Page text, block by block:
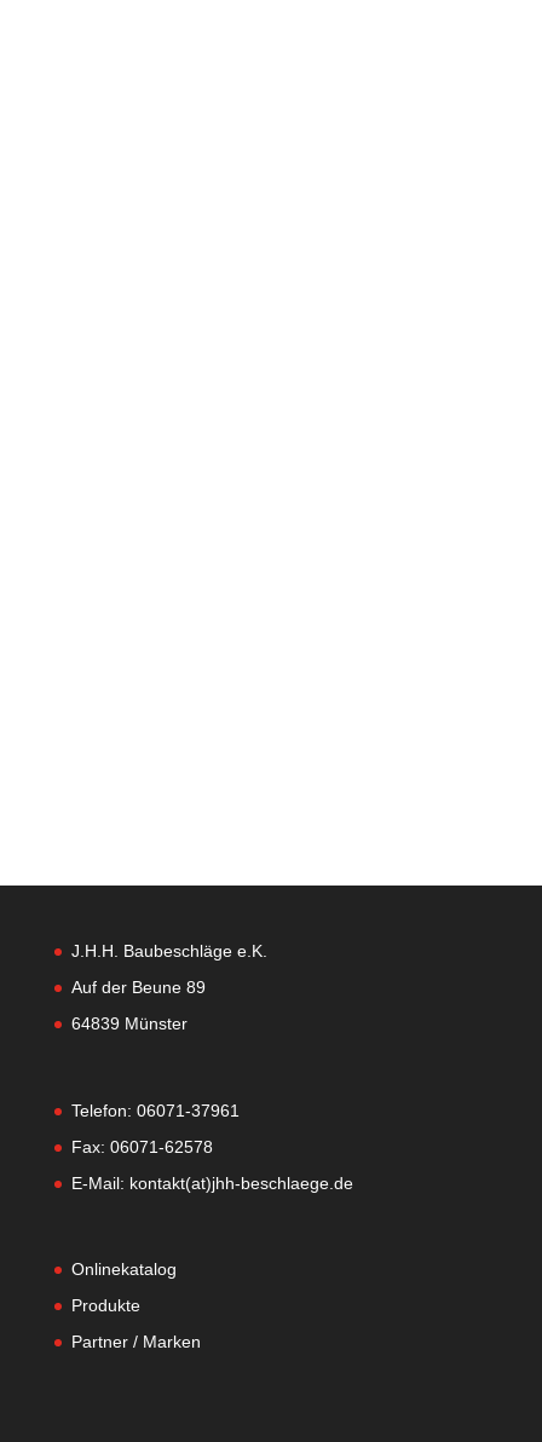
J.H.H. Baubeschläge e.K.
Auf der Beune 89
64839 Münster
Telefon: 06071-37961
Fax: 06071-62578
E-Mail: kontakt(at)jhh-beschlaege.de
Onlinekatalog
Produkte
Partner / Marken